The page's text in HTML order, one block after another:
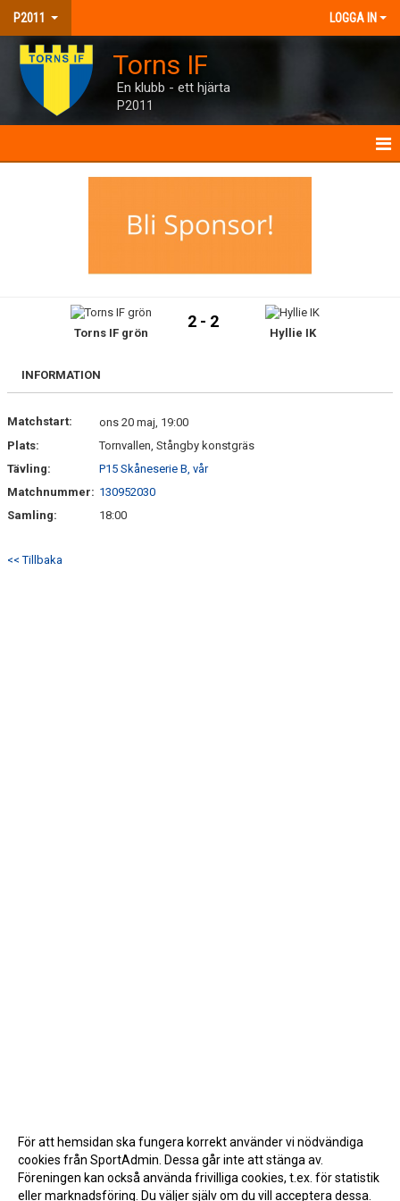
P2011 LOGGA IN
Torns IF
En klubb - ett hjärta
P2011
BILDGALLERI
KONTAKT
Torns IF grön
2 - 2
Hyllie IK
INFORMATION
Matchstart:
ons 20 maj, 19:00
Plats:
Tornvallen, Stångby konstgräs
Tävling:
P15 Skåneserie B, vår
Matchnummer: 130952030
Samling:
18:00
<< Tillbaka
För att hemsidan ska fungera korrekt använder vi nödvändiga
cookies från SportAdmin. Dessa går inte att stänga av.
Föreningen kan också använda frivilliga cookies, t.ex. för statistik
eller marknadsföring. Du väljer själv om du vill acceptera dessa.